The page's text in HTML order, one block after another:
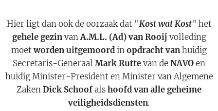
Hier ligt dan ook de oorzaak dat "Kost wat Kost" het
gehele gezinvanA.M.L. (Ad) van Rooij volleding
moetworden uitgemoordinopdracht vanhuidig
Secretaris-Generaal Mark Ruttevan deNAVOen
huidig Minister-President en Minister van Algemene
ZakenDick Schoofalshoofd van alle geheime
veiligheidsdiensten.